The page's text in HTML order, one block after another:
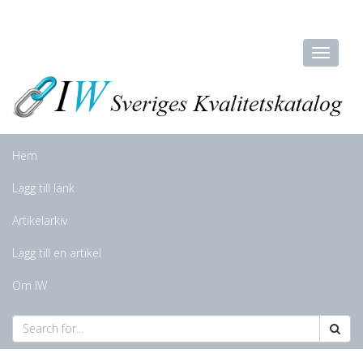
Hem
Lägg till länk
Artikelarkiv
Lägg till en artikel
Om IW